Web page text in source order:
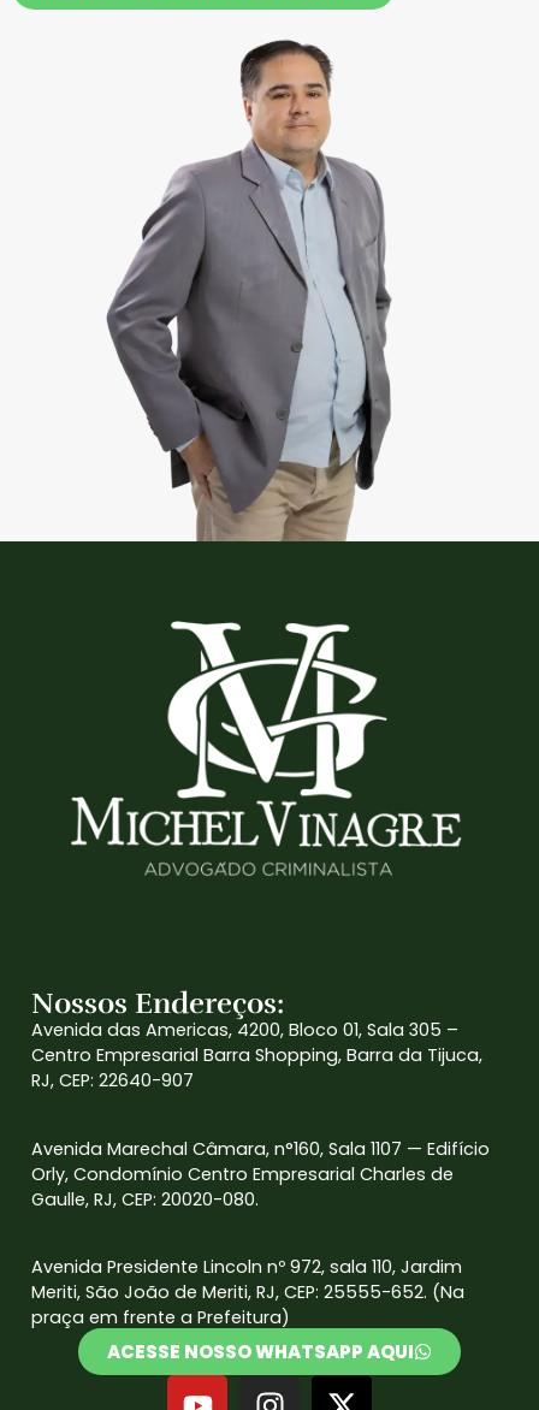
Nossos Endereços:
Avenida das Americas, 4200, Bloco 01, Sala 305 –
Centro Empresarial Barra Shopping, Barra da Tijuca,
RJ, CEP: 22640-907
Avenida Marechal Câmara, n°160, Sala 1107 — Edifício
Orly, Condomínio Centro Empresarial Charles de
Gaulle, RJ, CEP: 20020-080.
Avenida Presidente Lincoln nº 972, sala 110, Jardim
Meriti, São João de Meriti, RJ, CEP: 25555-652. (Na
praça em frente a Prefeitura)
ACESSE NOSSO WHATSAPP AQUI